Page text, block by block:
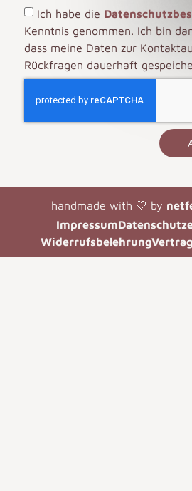
Ich habe die
Kenntnis genommen. Ich bin
dass meine Daten zur
Rückfragen dauerhaft
handmade with 🤍 by
Impressum
Widerrufsbelehrung